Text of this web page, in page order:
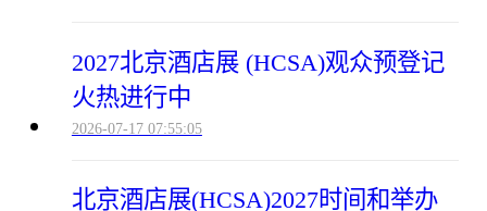
2027北京酒店展 (HCSA)观众预登记
火热进行中
2026-07-17 07:55:05
北京酒店展(HCSA)2027时间和举办